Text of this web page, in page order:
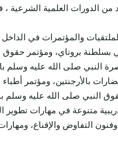
الدورات العلمية الشرعية ،
والمؤتمرات في الداخل
بسلطنة بروناي، ومؤتمر حقوق
النبي صلى الله عليه وسلم
بالأرجنتين، ومؤتمر
النبي صلى الله عليه وسلم
متنوعة في مهارات تطوير
التفاوض والإقناع،